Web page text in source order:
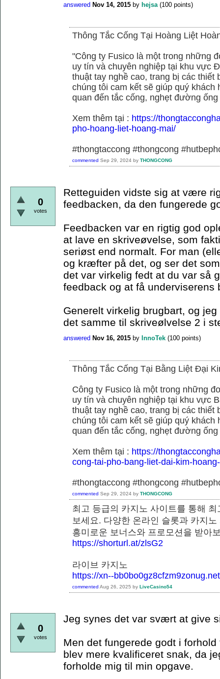
answered Nov 14, 2015 by hejsa (100 points)
Thông Tắc Cống Tại Hoàng Liệt
"Công ty Fusico là một trong những
uy tín và chuyên nghiệp tại khu vực
thuật tay nghề cao, trang bị các thiết
chúng tôi cam kết sẽ giúp quý
quan đến tắc cống, nghẹt đường
Xem thêm tại : https://
pho-hoang-liet-hoang-mai/
#thongtaccong #thongcong
commented Sep 29, 2024 by THONGCONG
0
votes
Retteguiden vidste sig at være
feedbacken, da den fungerede
Feedbacken var en rigtig god
at lave en skriveøvelse, som
seriøst end normalt. For man
og kræfter på det, og ser det
det var virkelig fedt at du var så
feedback og at få underviserens
Generelt virkelig brugbart, og
det samme til skriveølvelse 2 i
answered Nov 16, 2015 by InnoTek (100 points)
Thông Tắc Cống Tại Bằng Liệt Đại
Công ty Fusico là một trong những
uy tín và chuyên nghiệp tại khu vực
thuật tay nghề cao, trang bị các thiết
chúng tôi cam kết sẽ giúp quý
quan đến tắc cống, nghẹt đường
Xem thêm tại : https://
cong-tai-pho-bang-liet-dai-kim-
#thongtaccong #thongcong
commented Sep 29, 2024 by THONGCONG
최고 등급의 카지노 사이트를 통해
보세요. 다양한 온라인 슬롯과 카지
흥미로운 보너스와 프로모션을
https://shorturl.at/zlsG2
라이브 카지노
https://xn--bb0bo0gz8cfzm9zonug.net
commented Aug 26, 2025 by LiveCasino54
0
votes
Jeg synes det var svært at give
Men det fungerede godt i
blev mere kvalificeret snak, da
forholde mig til min opgave.